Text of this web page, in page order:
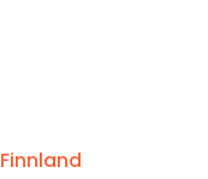
Finnland